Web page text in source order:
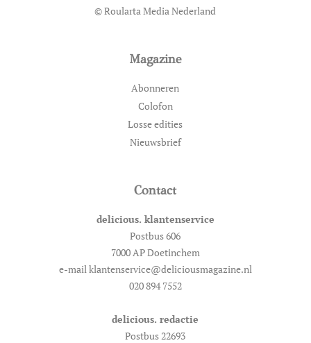
© Roularta Media Nederland
Magazine
Abonneren
Colofon
Losse edities
Nieuwsbrief
Contact
delicious. klantenservice
Postbus 606
7000 AP Doetinchem
e-mail klantenservice@deliciousmagazine.nl
020 894 7552
delicious. redactie
Postbus 22693